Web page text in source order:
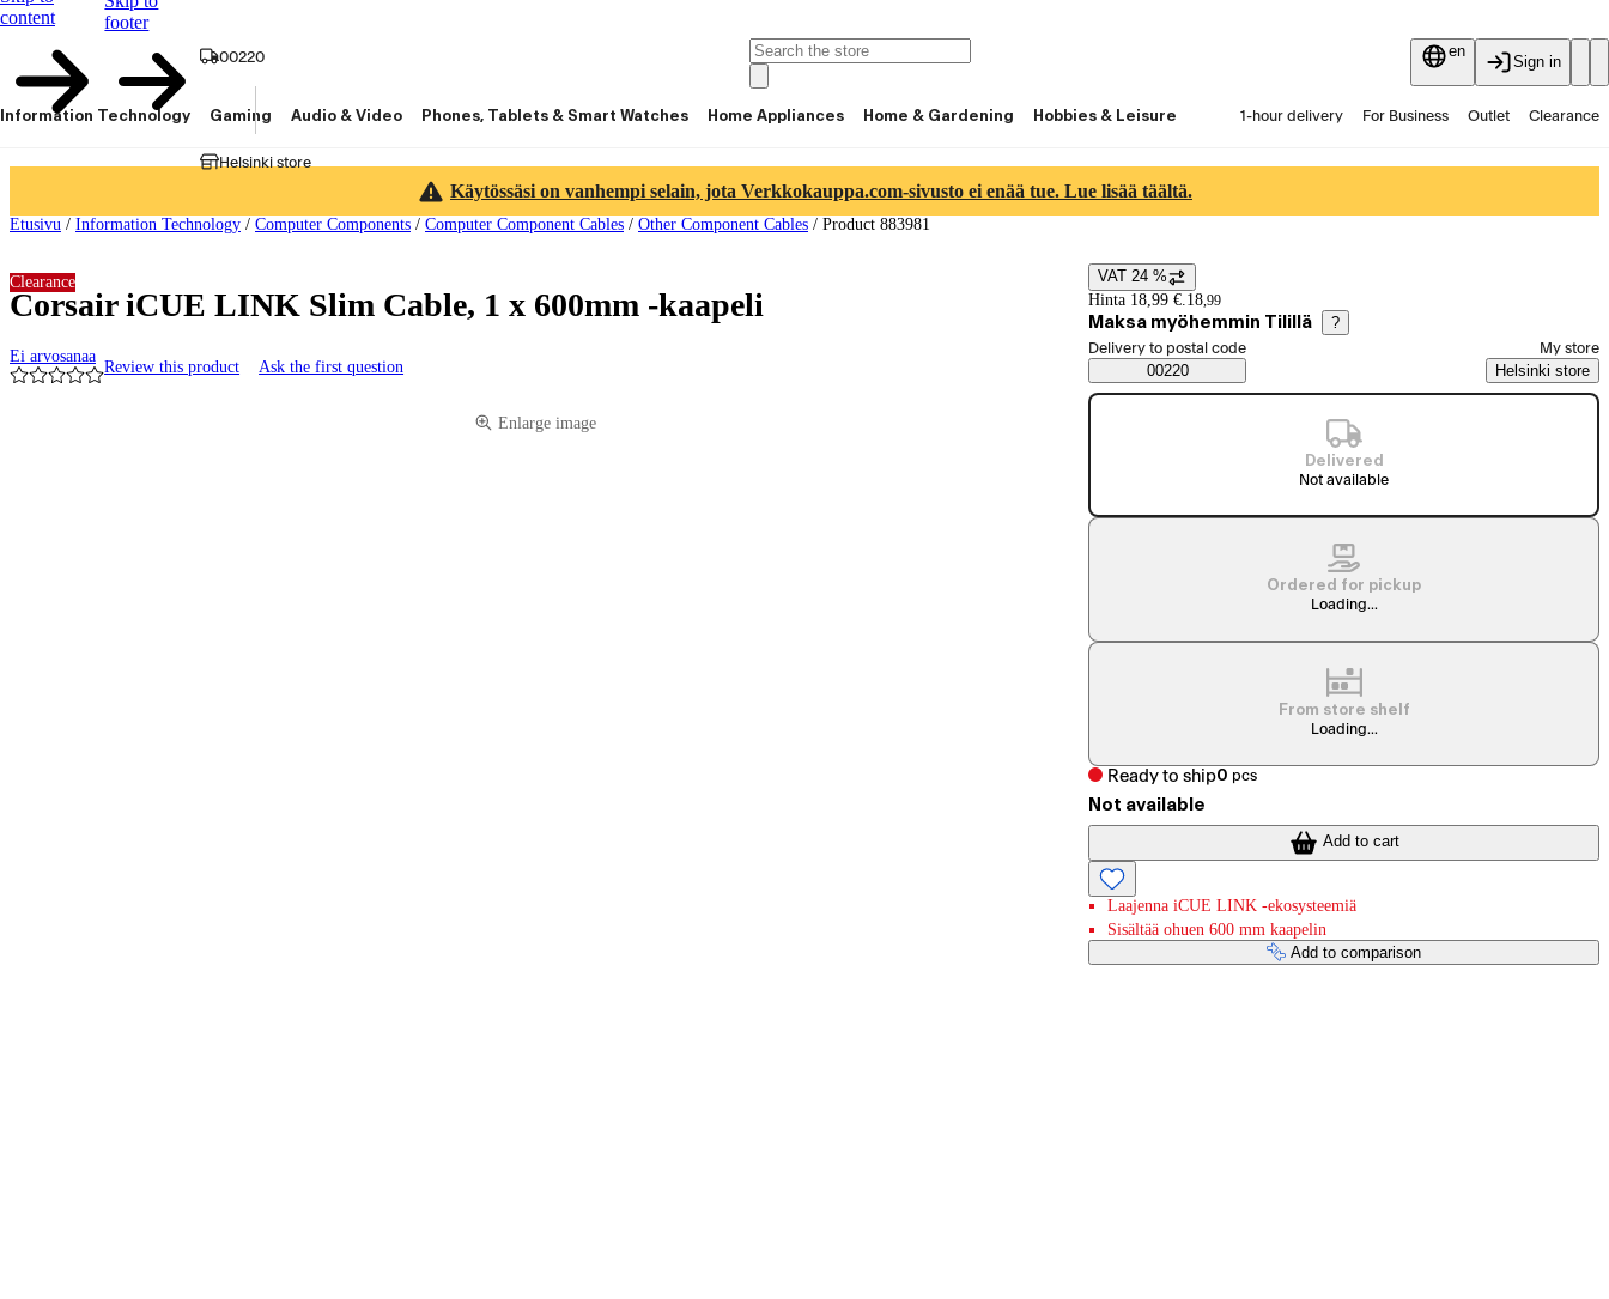
content
footer
00220
Helsinki store
en
Sign in
Information Technology Gaming Audio & Video Phones, Tablets & Smart Watches Home Appliances Home & Gardening Hobbies & Leisure 1-hour delivery For Business Outlet Clearance
Käytössäsi on vanhempi selain, jota Verkkokauppa.com-sivusto ei enää tue. Lue lisää täältä.
Etusivu / Information Technology / Computer Components / Computer Component Cables / Other Component Cables / Product 883981
Corsair iCUE LINK Slim Cable, 1 x 600mm -kaapeli
Ei arvosanaa
Review this product Ask the first question
Clearance
Enlarge image
Price details
VAT 24 %
Hinta 18,99 €. 18,99
Maksa myöhemmin Tilillä ?
Saatavuustiedot
Select order method
Delivery to postal code
00220
My store
Helsinki store
Delivered
Not available
Ordered for pickup
Loading...
From store shelf
Loading...
Ready to ship0 pcs
Not available
Add to cart
Laajenna iCUE LINK -ekosysteemiä
Sisältää ohuen 600 mm kaapelin
Add to comparison